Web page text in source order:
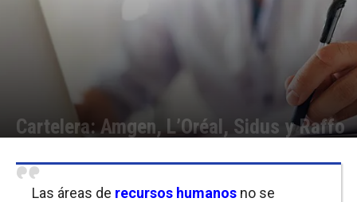
Cartelera: Amgen, L’Oréal, Sidus y Raffo
Las áreas de recursos humanos no se